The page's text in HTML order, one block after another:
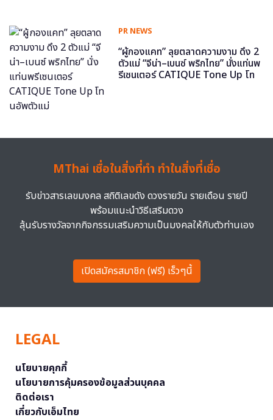
PR NEWS
“ผู้กองแคท” ลุยตลาดความงาม ดึง 2
ตัวแม่ “จีน่า–เบนซ์ พริกไทย” นั่งแท่นพ
รีเซนเตอร์ CATIQUE Tone Up โท
MThai เชื่อในสิ่งที่ทำ ทำในสิ่งที่เชื่อ
รับข่าวสารเลขมงคล สถิติเลขดัง ดวงรายวัน รายเดือน รายปี
พร้อมแนะนำวิธีเสริมดวง
ลุ้นรับรางวัลจากกิจกรรมเสริมความเป็นมงคลให้กับตัวท่านเอง
เปิดสมัครสมาชิก (ฟรี) เร็วๆนี้
LEGAL
นโยบายคุกกี้
นโยบายการคุ้มครองข้อมูลส่วนบุคคล
ติดต่อเรา
เกี่ยวกับเอ็มไทย